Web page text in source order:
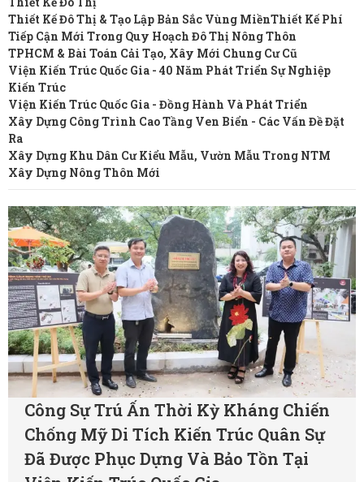
Thiết Kế Đô Thị & Tạo Lập Bản Sắc Vùng MiềnThiết Kế Phí
Tiếp Cận Mới Trong Quy Hoạch Đô Thị Nông Thôn
TPHCM & Bài Toán Cải Tạo, Xây Mới Chung Cư Cũ
Viện Kiến Trúc Quốc Gia - 40 Năm Phát Triển Sự Nghiệp
Kiến Trúc
Viện Kiến Trúc Quốc Gia - Đồng Hành Và Phát Triển
Xây Dựng Công Trình Cao Tầng Ven Biển - Các Vấn Đề Đặt
Ra
Xây Dựng Khu Dân Cư Kiểu Mẫu, Vườn Mẫu Trong NTM
Xây Dựng Nông Thôn Mới
Công Sự Trú Ấn Thời Kỳ Kháng Chiến
Chống Mỹ Di Tích Kiến Trúc Quân Sự
Đã Được Phục Dựng Và Bảo Tồn Tại